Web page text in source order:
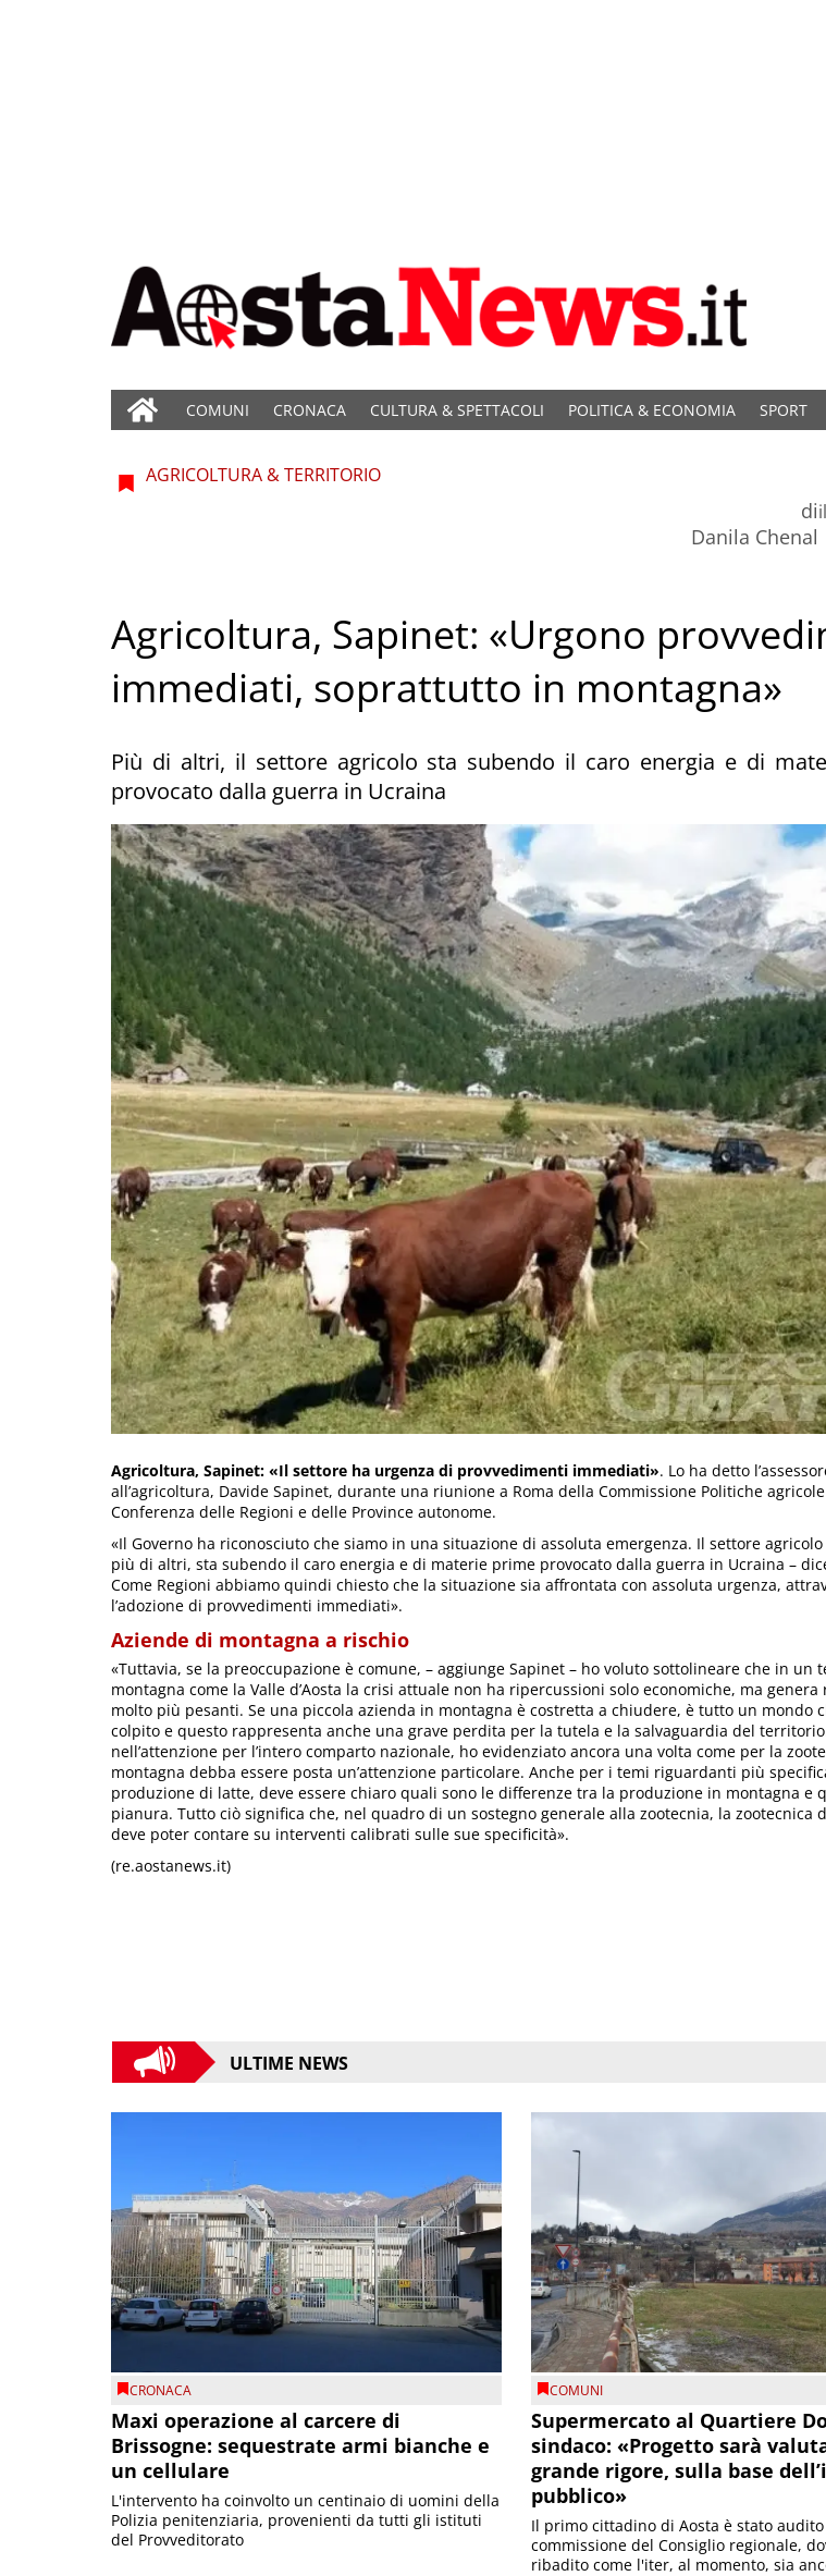
COMUNI CRONACA CULTURA & SPETTACOLI POLITICA & ECONOMIA SPORT
AGRICOLTURA & TERRITORIO
di
Danila Chenal
il
Agricoltura, Sapinet: «Urgono
immediati, soprattutto in montagna»
Più di altri, il settore agricolo sta subendo il caro energia e di
provocato dalla guerra in Ucraina
Agricoltura, Sapinet: «Il settore ha urgenza di provvedimenti immediati». Lo ha detto
all’agricoltura, Davide Sapinet, durante una riunione a Roma della Commissione Politiche
Conferenza delle Regioni e delle Province autonome.
«Il Governo ha riconosciuto che siamo in una situazione di assoluta emergenza. Il settore agricolo
più di altri, sta subendo il caro energia e di materie prime provocato dalla guerra in Ucraina –
Come Regioni abbiamo quindi chiesto che la situazione sia affrontata con assoluta urgenza,
l’adozione di provvedimenti immediati».
Aziende di montagna a rischio
«Tuttavia, se la preoccupazione è comune, – aggiunge Sapinet – ho voluto sottolineare che in un
montagna come la Valle d’Aosta la crisi attuale non ha ripercussioni solo economiche, ma genera
molto più pesanti. Se una piccola azienda in montagna è costretta a chiudere, è tutto un mondo
colpito e questo rappresenta anche una grave perdita per la tutela e la salvaguardia del
nell’attenzione per l’intero comparto nazionale, ho evidenziato ancora una volta come per la
montagna debba essere posta un’attenzione particolare. Anche per i temi riguardanti più
produzione di latte, deve essere chiaro quali sono le differenze tra la produzione in montagna e
pianura. Tutto ciò significa che, nel quadro di un sostegno generale alla zootecnia, la zootecnica
deve poter contare su interventi calibrati sulle sue specificità».
(re.aostanews.it)
ULTIME NEWS
CRONACA
Maxi operazione al carcere di
Brissogne: sequestrate armi bianche e
un cellulare
L'intervento ha coinvolto un centinaio di uomini della
Polizia penitenziaria, provenienti da tutti gli istituti
del Provveditorato
COMUNI
Supermercato al Quartiere
sindaco: «Progetto sarà
grande rigore, sulla base
pubblico»
Il primo cittadino di Aosta è stato
commissione del Consiglio regionale,
ribadito come l'iter, al momento, sia